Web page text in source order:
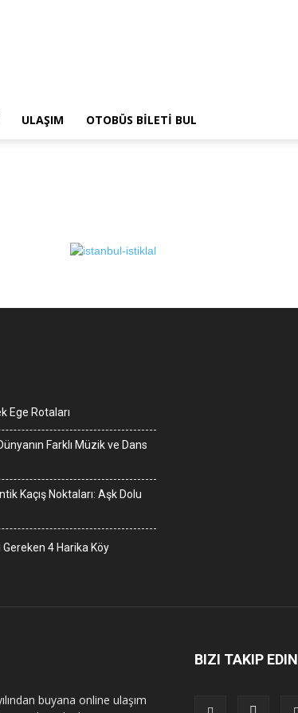
ULAŞIM OTOBÜS BILETI BUL
Ege Rotaları
Farklı Müzik ve Dans
Kaçış Noktaları: Aşk Dolu
4 Harika Köy
buyana online ulaşım
BIZI TAKIP EDIN